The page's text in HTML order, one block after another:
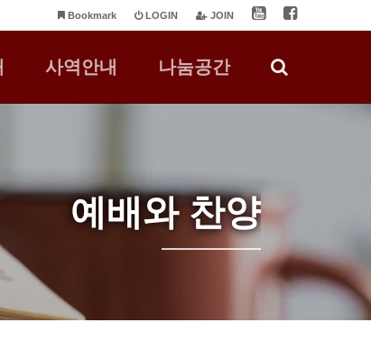
JOIN
LOGIN
Bookmark
사역안내 나눔공간
예배와 찬양